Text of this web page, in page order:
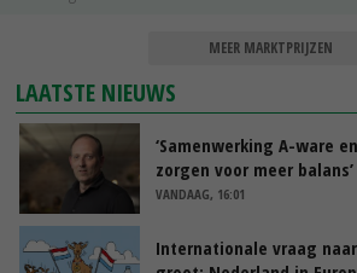
MEER MARKTPRIJZEN
LAATSTE NIEUWS
‘Samenwerking A-ware
zorgen voor meer balans’
VANDAAG, 16:01
Internationale vraag